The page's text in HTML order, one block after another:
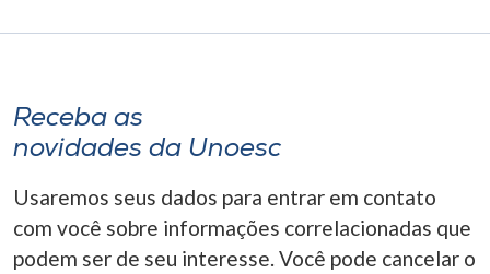
Receba as
novidades da Unoesc
Usaremos seus dados para entrar em contato
com você sobre informações correlacionadas que
podem ser de seu interesse. Você pode cancelar o